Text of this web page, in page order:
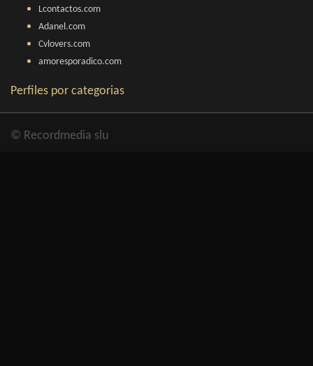
Lcontactos.com
Adanel.com
Cvlovers.com
amoresporadico.com
Perfiles por categorias
© Recordmedia slu